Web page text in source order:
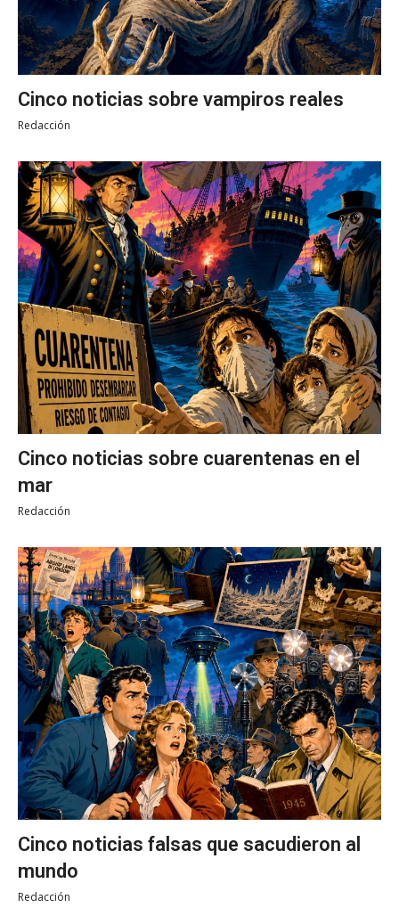
Cinco noticias sobre vampiros reales
Redacción
Cinco noticias sobre cuarentenas en el
mar
Redacción
Cinco noticias falsas que sacudieron al
mundo
Redacción